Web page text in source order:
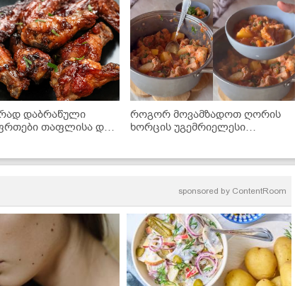
დაბრაწული
თაფლისა და
როგორ მოვამზადოთ ღორის
ხორცის უგემრიელესი
რეცეპტი
sponsored by ContentRoom